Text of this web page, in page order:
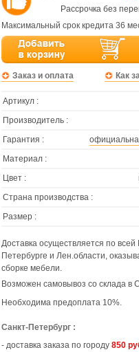
Рассрочка без
Максимальный срок кредита 36
Заказ и оплата Как
Артикул :
Производитель :
Гарантия :
Материал :
Цвет :
Страна производства :
Размер :
Доставка осуществляется по
Петербурге и Лен.области,
сборке мебели.
Возможен самовывоз со склада в
Необходима предоплата 10%.
Санкт-Петербург :
- доставка заказа по городу 850